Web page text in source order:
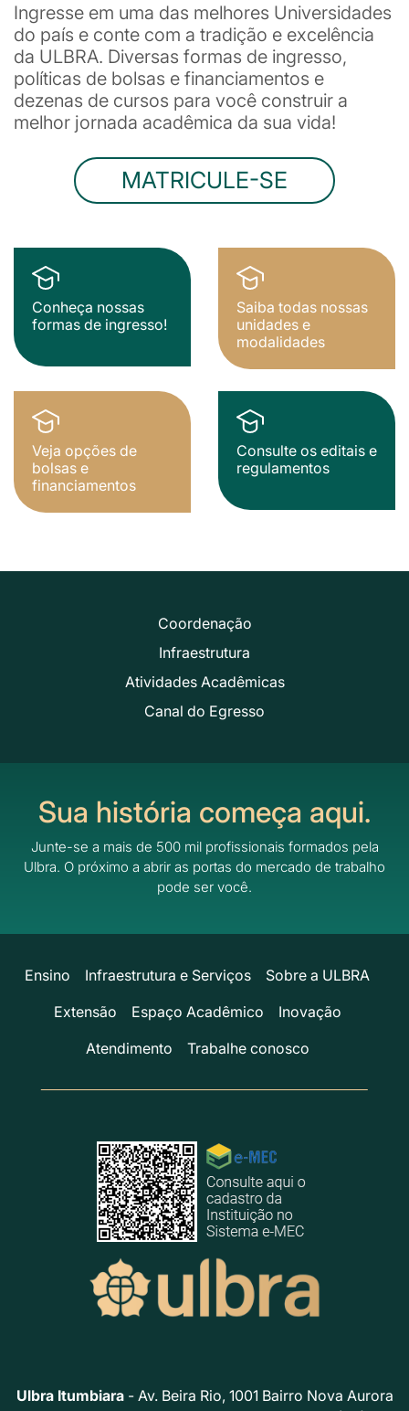
Ingresse em uma das melhores Universidades
do país e conte com a tradição e excelência
da ULBRA. Diversas formas de ingresso,
políticas de bolsas e financiamentos e
dezenas de cursos para você construir a
melhor jornada acadêmica da sua vida!
MATRICULE-SE
Conheça nossas
formas de ingresso!
Saiba todas nossas
unidades e
modalidades
Veja opções de
bolsas e
financiamentos
Consulte os editais e
regulamentos
Coordenação
Infraestrutura
Atividades Acadêmicas
Canal do Egresso
Sua história começa aqui.
Junte-se a mais de 500 mil profissionais formados pela
Ulbra. O próximo a abrir as portas do mercado de trabalho
pode ser você.
Ensino Infraestrutura e Serviços
Sobre a ULBRA
Extensão
Espaço Acadêmico
Inovação
Atendimento
Trabalhe conosco
Ulbra Itumbiara- Av. Beira Rio, 1001 Bairro Nova Aurora